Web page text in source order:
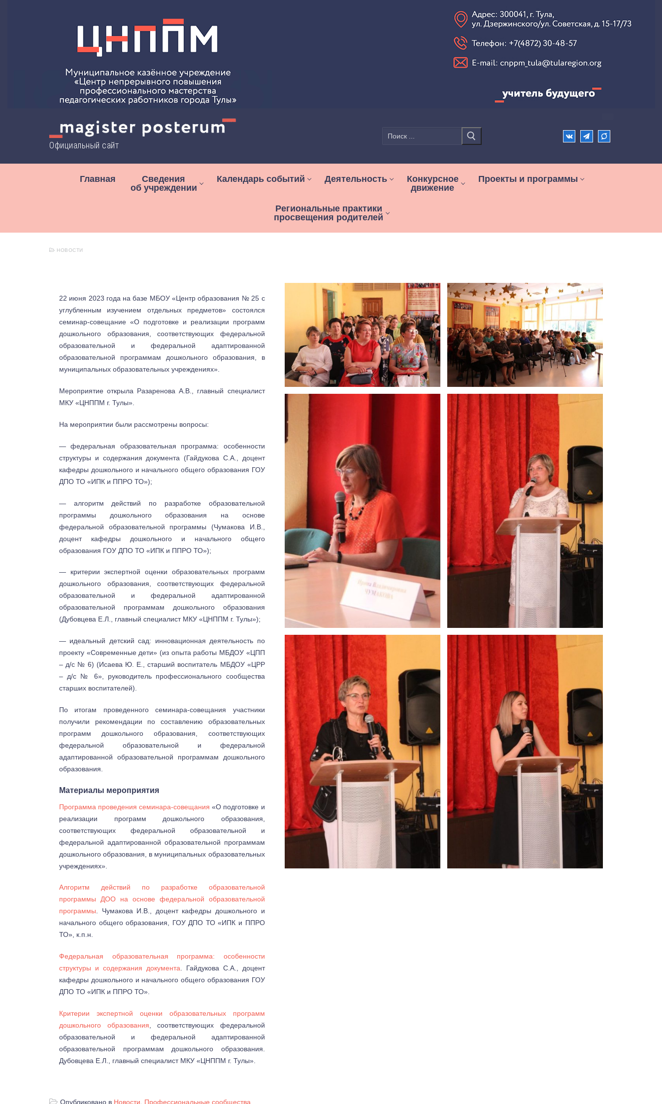
Официальный сайт
Найти:
Главная
Сведения
об учреждении
Календарь событий Деятельность
Конкурсное
движение
Проекты и программы
Региональные практики
просвещения родителей
НОВОСТИ
22 июня 2023 года на базе МБОУ «Центр образования № 25 с
углубленным изучением отдельных предметов» состоялся
семинар-совещание «О подготовке и реализации программ
дошкольного образования, соответствующих федеральной
образовательной и федеральной адаптированной
образовательной программам дошкольного образования, в
муниципальных образовательных учреждениях».
Мероприятие открыла Разаренова А.В., главный специалист
МКУ «ЦНППМ г. Тулы».
На мероприятии были рассмотрены вопросы:
— федеральная образовательная программа: особенности
структуры и содержания документа (Гайдукова С.А., доцент
кафедры дошкольного и начального общего образования ГОУ
ДПО ТО «ИПК и ППРО ТО»);
— алгоритм действий по разработке образовательной
программы дошкольного образования на основе
федеральной образовательной программы (Чумакова И.В.,
доцент кафедры дошкольного и начального общего
образования ГОУ ДПО ТО «ИПК и ППРО ТО»);
— критерии экспертной оценки образовательных программ
дошкольного образования, соответствующих федеральной
образовательной и федеральной адаптированной
образовательной программам дошкольного образования
(Дубовцева Е.Л., главный специалист МКУ «ЦНППМ г. Тулы»);
— идеальный детский сад: инновационная деятельность по
проекту «Современные дети» (из опыта работы МБДОУ «ЦПП
– д/с № 6) (Исаева Ю. Е., старший воспитатель МБДОУ «ЦРР
– д/с № 6», руководитель профессионального сообщества
старших воспитателей).
По итогам проведенного семинара-совещания участники
получили рекомендации по составлению образовательных
программ дошкольного образования, соответствующих
федеральной образовательной и федеральной
адаптированной образовательной программам дошкольного
образования.
Материалы мероприятия
Программа проведения семинара-совещания «О подготовке и
реализации программ дошкольного образования,
соответствующих федеральной образовательной и
федеральной адаптированной образовательной программам
дошкольного образования, в муниципальных образовательных
учреждениях».
Алгоритм действий по разработке образовательной
программы ДОО на основе федеральной образовательной
программы. Чумакова И.В., доцент кафедры дошкольного и
начального общего образования, ГОУ ДПО ТО «ИПК и ППРО
ТО», к.п.н.
Федеральная образовательная программа: особенности
структуры и содержания документа . Гайдукова С.А., доцент
кафедры дошкольного и начального общего образования ГОУ
ДПО ТО «ИПК и ППРО ТО».
Критерии экспертной оценки образовательных программ
дошкольного образования , соответствующих федеральной
образовательной и федеральной адаптированной
образовательной программам дошкольного образования.
Дубовцева Е.Л., главный специалист МКУ «ЦНППМ г. Тулы».
Опубликовано в Новости Профессиональные сообщества